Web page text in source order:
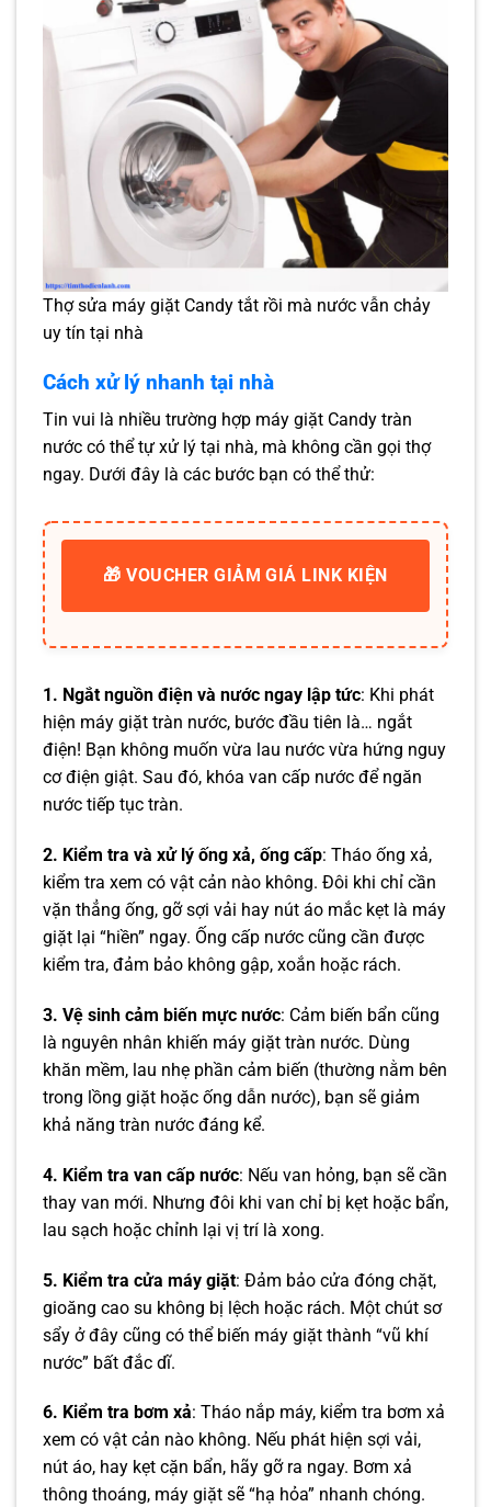
Thợ sửa máy giặt Candy tắt rồi mà nước vẫn chảy
uy tín tại nhà
Cách xử lý nhanh tại nhà
Tin vui là nhiều trường hợp máy giặt Candy tràn
nước có thể tự xử lý tại nhà, mà không cần gọi thợ
ngay. Dưới đây là các bước bạn có thể thử:
🎁 VOUCHER GIẢM GIÁ LINK KIỆN
1. Ngắt nguồn điện và nước ngay lập tức: Khi phát
hiện máy giặt tràn nước, bước đầu tiên là… ngắt
điện! Bạn không muốn vừa lau nước vừa hứng nguy
cơ điện giật. Sau đó, khóa van cấp nước để ngăn
nước tiếp tục tràn.
2. Kiểm tra và xử lý ống xả, ống cấp: Tháo ống xả,
kiểm tra xem có vật cản nào không. Đôi khi chỉ cần
vặn thẳng ống, gỡ sợi vải hay nút áo mắc kẹt là máy
giặt lại “hiền” ngay. Ống cấp nước cũng cần được
kiểm tra, đảm bảo không gập, xoắn hoặc rách.
3. Vệ sinh cảm biến mực nước: Cảm biến bẩn cũng
là nguyên nhân khiến máy giặt tràn nước. Dùng
khăn mềm, lau nhẹ phần cảm biến (thường nằm bên
trong lồng giặt hoặc ống dẫn nước), bạn sẽ giảm
khả năng tràn nước đáng kể.
4. Kiểm tra van cấp nước: Nếu van hỏng, bạn sẽ cần
thay van mới. Nhưng đôi khi van chỉ bị kẹt hoặc bẩn,
lau sạch hoặc chỉnh lại vị trí là xong.
5. Kiểm tra cửa máy giặt: Đảm bảo cửa đóng chặt,
gioăng cao su không bị lệch hoặc rách. Một chút sơ
sẩy ở đây cũng có thể biến máy giặt thành “vũ khí
nước” bất đắc dĩ.
6. Kiểm tra bơm xả: Tháo nắp máy, kiểm tra bơm xả
xem có vật cản nào không. Nếu phát hiện sợi vải,
nút áo, hay kẹt cặn bẩn, hãy gỡ ra ngay. Bơm xả
thông thoáng, máy giặt sẽ “hạ hỏa” nhanh chóng.